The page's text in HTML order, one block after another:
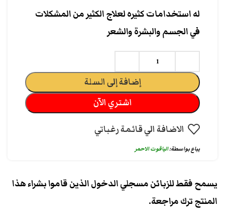
له استخدامات كثيره لعلاج الكثير من المشكلات
في الجسم والبشرة والشعر
إضافة إلى السلة
اشتري الآن
الاضافة الي قائمة رغباتي
يباع بواسطة:الياقوت الاحمر
يسمح فقط للزبائن مسجلي الدخول الذين قاموا بشراء هذا
المنتج ترك مراجعة.